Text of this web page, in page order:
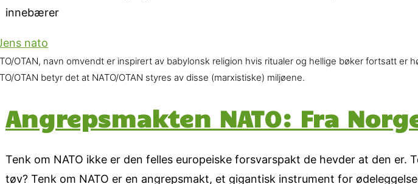
innebærer
OTAN, navn omvendt er inspirert av babylonsk religion hvis ritualer og hellige bøker fortsatt er
OTAN betyr det at NATO/OTAN styres av disse (marxistiske) miljøene.
Angrepsmakten NATO: Fra
Tenk om NATO ikke er den felles europeiske forsvarspakt de hevder at den er.
tøv? Tenk om NATO er en angrepsmakt, et gigantisk instrument for